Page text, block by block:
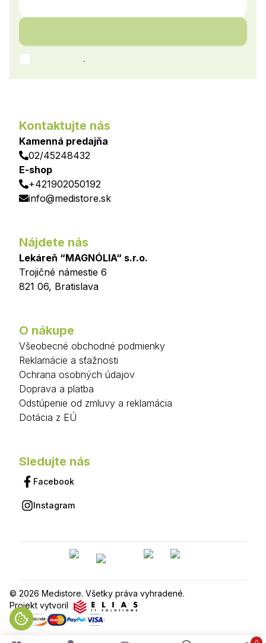
.
Kontaktujte nás
Kamenná predajňa
02/45248432
E-shop
+421902050192
info@medistore.sk
Nájdete nás
Lekáreň “MAGNÓLIA“ s.r.o.
Trojičné námestie 6
821 06, Bratislava
O nákupe
Všeobecné obchodné podmienky
Reklamácie a sťažnosti
Ochrana osobných údajov
Doprava a platba
Odstúpenie od zmluvy a reklamácia
Dotácia z EÚ
Sledujte nás
Facebook
Instagram
© 2026 Medistore. Všetky práva vyhradené.
Projekt vytvoril